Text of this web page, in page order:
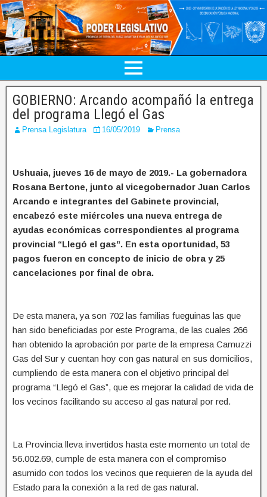
GOBIERNO: Arcando acompañó la entrega
del programa Llegó el Gas
Prensa Legislatura 16/05/2019 Prensa
Ushuaia, jueves 16 de mayo de 2019.- La gobernadora
Rosana Bertone, junto al vicegobernador Juan Carlos
Arcando e integrantes del Gabinete provincial,
encabezó este miércoles una nueva entrega de
ayudas económicas correspondientes al programa
provincial “Llegó el gas”. En esta oportunidad, 53
pagos fueron en concepto de inicio de obra y 25
cancelaciones por final de obra.
De esta manera, ya son 702 las familias fueguinas las que
han sido beneficiadas por este Programa, de las cuales 266
han obtenido la aprobación por parte de la empresa Camuzzi
Gas del Sur y cuentan hoy con gas natural en sus domicilios,
cumpliendo de esta manera con el objetivo principal del
programa “Llegó el Gas”, que es mejorar la calidad de vida de
los vecinos facilitando su acceso al gas natural por red.
La Provincia lleva invertidos hasta este momento un total de
56.002.69, cumple de esta manera con el compromiso
asumido con todos los vecinos que requieren de la ayuda del
Estado para la conexión a la red de gas natural.